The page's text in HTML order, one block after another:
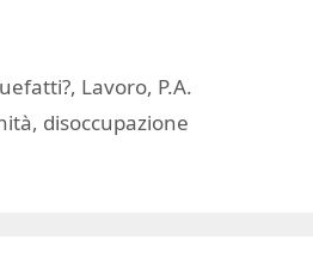
, Lavoro, P.A.
, disoccupazione